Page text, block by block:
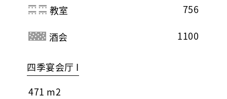
教室 756
酒会 1100
四季宴会厅 I
471 m2